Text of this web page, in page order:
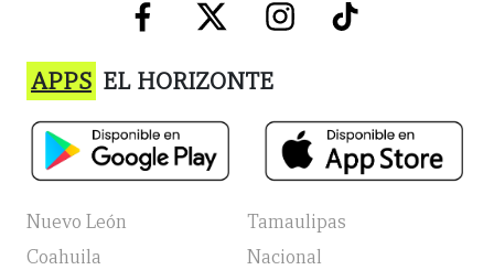
APPS EL HORIZONTE
Nuevo León
Tamaulipas
Coahuila
Nacional